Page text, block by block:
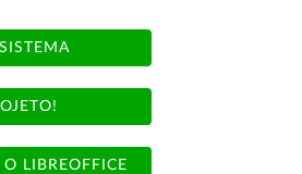
LIBREOFFICE